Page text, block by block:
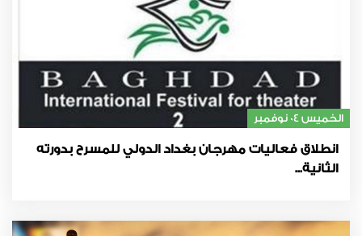
الخميس 04 نوفمبر
انطلاق فعاليات مهرجان بغداد الدولي للمسرح بدورته
الثانية...